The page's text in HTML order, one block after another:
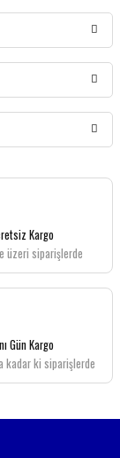
konularda yetersiz
Kargo
üzeri siparişlerde
Gün Kargo
kadar ki siparişlerde